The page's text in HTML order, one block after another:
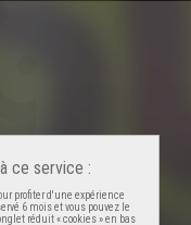
ce service :
profiter d'une expérience
6 mois et vous pouvez le
réduit « cookies » en bas